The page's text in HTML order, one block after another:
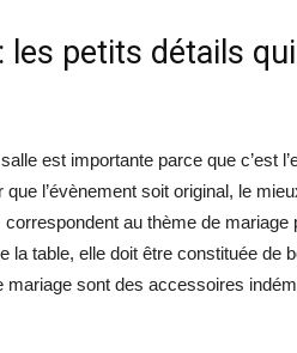
les petits détails
est importante parce que c’est
l’évènement soit original, le
au thème de mariage
table, elle doit être constituée de
sont des accessoires